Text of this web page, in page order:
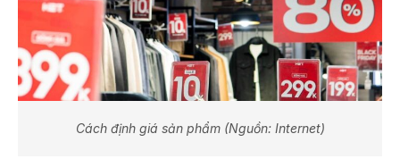
Cách định giá sản phẩm (Nguồn: Internet)